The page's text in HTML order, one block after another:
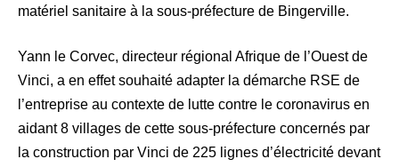
matériel sanitaire à la sous-préfecture de Bingerville.
Yann le Corvec, directeur régional Afrique de l’Ouest de
Vinci, a en effet souhaité adapter la démarche RSE de
l’entreprise au contexte de lutte contre le coronavirus en
aidant 8 villages de cette sous-préfecture concernés par
la construction par Vinci de 225 lignes d’électricité devant